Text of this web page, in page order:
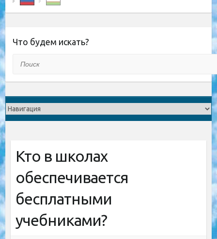
Что будем искать?
Кто в школах
обеспечивается
бесплатными
учебниками?